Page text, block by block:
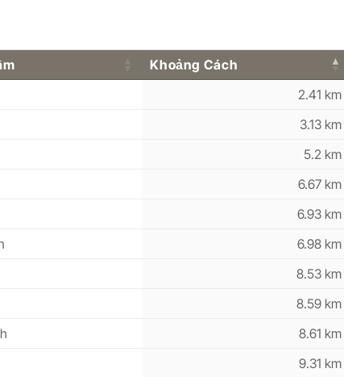
Khoảng Cách
2.41 km
3.13 km
5.2 km
6.67 km
6.93 km
6.98 km
8.53 km
8.59 km
8.61 km
9.31 km